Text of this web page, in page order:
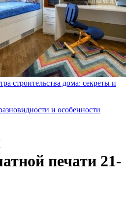
строительства дома: секреты и
и особенности
печати 21-